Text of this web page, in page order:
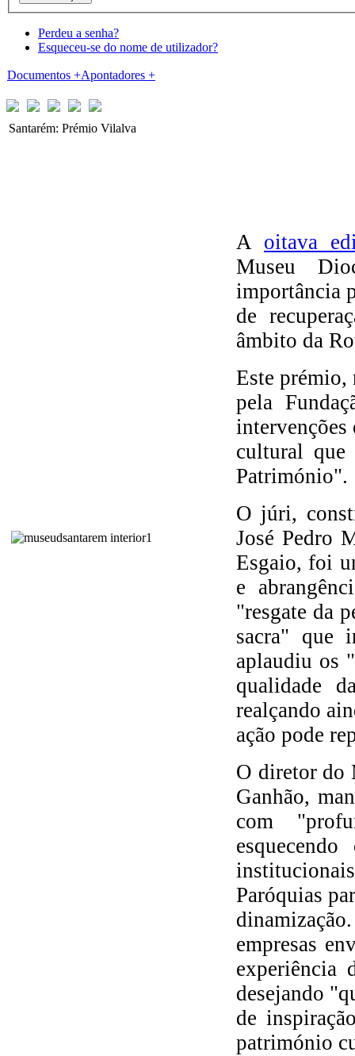
Perdeu a senha?
Esqueceu-se do nome de utilizador?
Documentos +Apontadores +
Santarém: Prémio Vilalva
A oitava
Museu
importância
de
âmbito da
Este
pela
intervenções
cultural que
Património".
O júri,
José Pedro
Esgaio, foi
e
"resgate da
sacra" que
aplaudiu os
qualidade
realçando
ação pode
O diretor do
Ganhão,
com
Paróquias
empresas
experiência
desejando
de
património